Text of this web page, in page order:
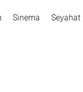
Sinema Seyahat